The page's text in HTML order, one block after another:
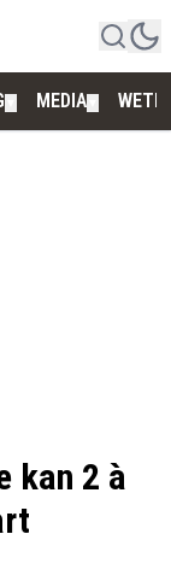
MEDIA
kan 2 à